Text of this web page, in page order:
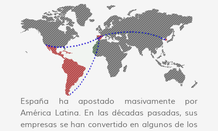
España ha apostado masivamente por
América Latina. En las décadas pasadas, sus
empresas se han convertido en algunos de los